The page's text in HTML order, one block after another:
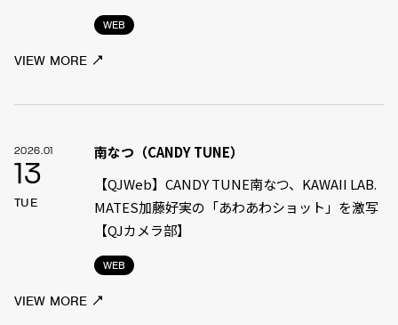
WEB
VIEW MORE
2026.01
13
TUE
WEB
南なつ（CANDY TUNE）
【QJWeb】CANDY TUNE南なつ、KAWAII LAB.
MATES加藤好実の「あわあわショット」を激写
【QJカメラ部】
VIEW MORE